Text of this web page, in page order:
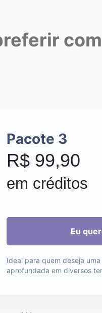
Pacote 3
R$ 99,90
em créditos
Ideal para quem deseja
aprofundada em diversos